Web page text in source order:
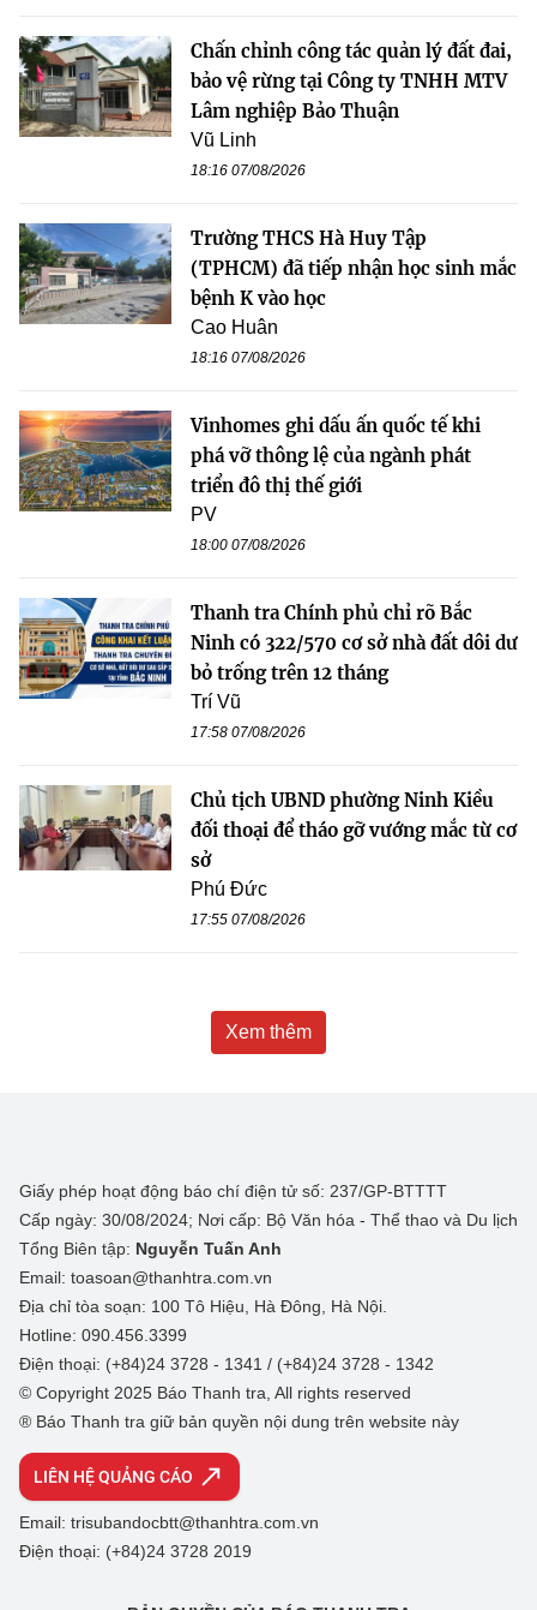
Chấn chỉnh công tác quản lý đất đai,
bảo vệ rừng tại Công ty TNHH MTV
Lâm nghiệp Bảo Thuận
Vũ Linh
18:16 07/08/2026
Trường THCS Hà Huy Tập
(TPHCM) đã tiếp nhận học sinh mắc
bệnh K vào học
Cao Huân
18:16 07/08/2026
Vinhomes ghi dấu ấn quốc tế khi
phá vỡ thông lệ của ngành phát
triển đô thị thế giới
PV
18:00 07/08/2026
Thanh tra Chính phủ chỉ rõ Bắc
Ninh có 322/570 cơ sở nhà đất dôi dư
bỏ trống trên 12 tháng
Trí Vũ
17:58 07/08/2026
Chủ tịch UBND phường Ninh Kiều
đối thoại để tháo gỡ vướng mắc từ cơ
sở
Phú Đức
17:55 07/08/2026
Xem thêm
Giấy phép hoạt động báo chí điện tử số: 237/GP-BTTTT
Cấp ngày: 30/08/2024; Nơi cấp: Bộ Văn hóa - Thể thao và Du lịch
Tổng Biên tập: Nguyễn Tuấn Anh
Email: toasoan@thanhtra.com.vn
Địa chỉ tòa soạn: 100 Tô Hiệu, Hà Đông, Hà Nội.
Hotline: 090.456.3399
Điện thoại: (+84)24 3728 - 1341 / (+84)24 3728 - 1342
© Copyright 2025 Báo Thanh tra, All rights reserved
® Báo Thanh tra giữ bản quyền nội dung trên website này
LIÊN HỆ QUẢNG CÁO
Email: trisubandocbtt@thanhtra.com.vn
Điện thoại: (+84)24 3728 2019